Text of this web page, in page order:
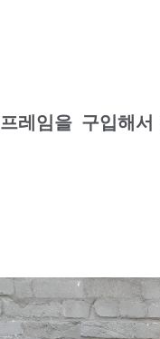
프레임을 구입해서